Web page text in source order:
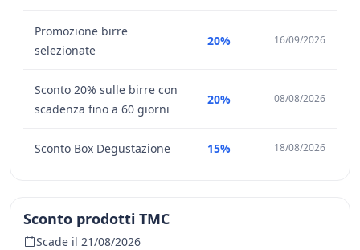
Promozione birre
selezionate
20% 16/09/2026
Sconto 20% sulle birre con
scadenza fino a 60 giorni
20% 08/08/2026
Sconto Box Degustazione 15% 18/08/2026
Sconto prodotti TMC
Scade il 21/08/2026